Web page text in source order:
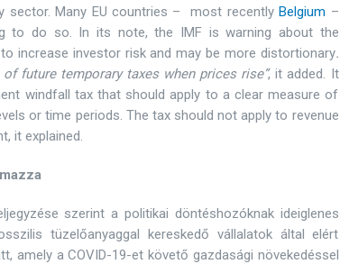
sector. Many EU countries – most recentlyBelgium –
to do so. In its note, the IMF is warning about the
increase investor risk and may be more distortionary.
future temporary taxes when prices rise”, it added. It
windfall tax that should apply to a clear measure of
or time periods. The tax should not apply to revenue
it explained.
szerint a politikai döntéshozóknak ideiglenes
tüzelőanyaggal kereskedő vállalatok által elért
amely a COVID-19-et követő gazdasági növekedéssel